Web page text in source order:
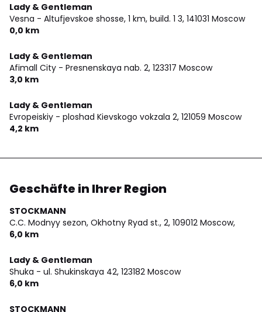
Lady & Gentleman
Vesna - Altufjevskoe shosse, 1 km, build. 1 3, 141031 Moscow
0,0 km
Lady & Gentleman
Afimall City - Presnenskaya nab. 2, 123317 Moscow
3,0 km
Lady & Gentleman
Evropeiskiy - ploshad Kievskogo vokzala 2, 121059 Moscow
4,2 km
Geschäfte in Ihrer Region
STOCKMANN
C.C. Modnyy sezon, Okhotny Ryad st., 2, 109012 Moscow,
6,0 km
Lady & Gentleman
Shuka - ul. Shukinskaya 42, 123182 Moscow
6,0 km
STOCKMANN